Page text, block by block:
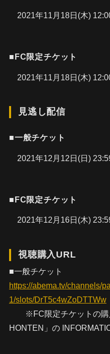
2021年11月18日(木)
■FC限定チケット
2021年11月18日(木)
見逃し配信
■一般チケット
2021年12月12日(日)
■FC限定チケット
2021年12月16日(木)
視聴購入URL
■一般チケット
https://abema.tv/channels/
1/slots/DrT5c4wZoDTTWw
※FC限定チケットの購
HONTEN」の